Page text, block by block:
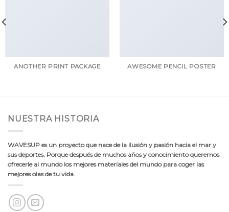
ANOTHER PRINT PACKAGE AWESOME PENCIL POSTER
NUESTRA HISTORIA
WAVESUP es un proyecto que nace de la ilusión y pasión hacia el mar y
sus deportes. Porque después de muchos años y conocimiento queremos
ofrecerle al mundo los mejores materiales del mundo para coger las
mejores olas de tu vida.